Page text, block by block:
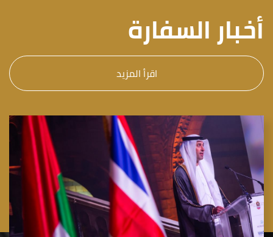
أخبار السفارة
اقرأ المزيد